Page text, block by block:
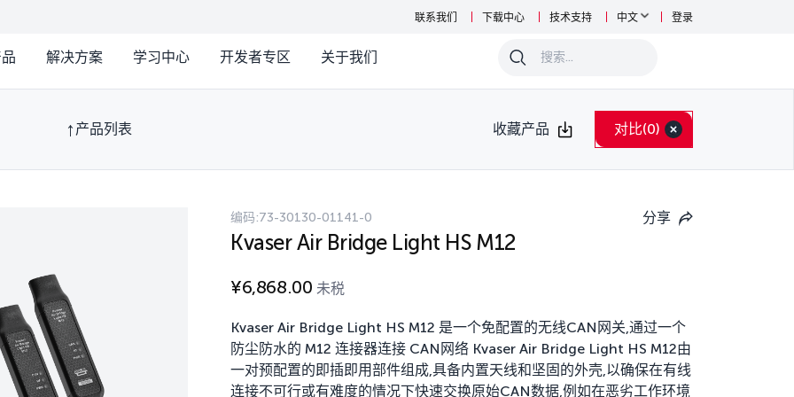
联系我们 下载中心 技术支持 中文 登录
解决方案 学习中心 开发者专区 关于我们 0
产品列表 收藏产品 对比(0)
编码:73-30130-01141-0 分享
Kvaser Air Bridge Light HS M12
¥6,868.00 未税
Kvaser Air Bridge Light HS M12 是一个免配置的无线CAN网关,通过一个
防尘防水的 M12 连接器连接 CAN网络 Kvaser Air Bridge Light HS M12由
一对预配置的即插即用部件组成,具备内置天线和坚固的外壳,以确保在有线
连接不可行或有难度的情况下快速交换原始CAN数据,例如在恶劣工作环境